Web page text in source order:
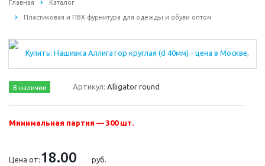
Главная Каталог
Пластиковая и ПВХ фурнитура для одежды и обуви оптом
В наличии Артикул:Alligator round
Минимальная партия — 300 шт.
Цена от: 18.00 руб.